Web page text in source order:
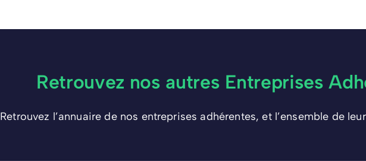
Retrouvez nos autres Entreprises
Retrouvez l’annuaire de nos entreprises adhérentes, et l’ensemble de